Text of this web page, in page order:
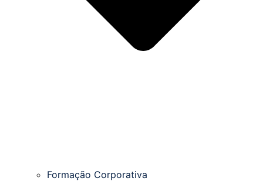
Formação Corporativa